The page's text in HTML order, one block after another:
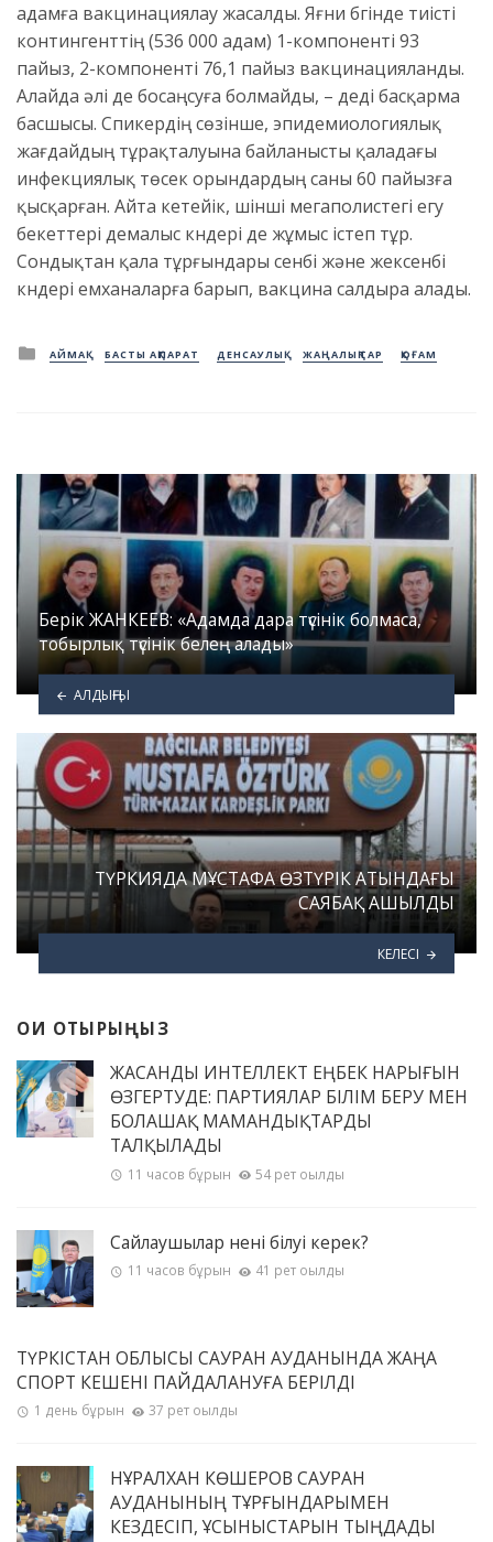
адамға вакцинациялау жасалды. Яғни бүгінде тиісті
контингенттің (536 000 адам) 1-компоненті 93
пайыз, 2-компоненті 76,1 пайыз вакцинацияланды.
Алайда әлі де босаңсуға болмайды, – деді басқарма
басшысы. Спикердің сөзінше, эпидемиологиялық
жағдайдың тұрақталуына байланысты қаладағы
инфекциялық төсек орындардың саны 60 пайызға
қысқарған. Айта кетейік, үшінші мегаполистегі егу
бекеттері демалыс күндері де жұмыс істеп тұр.
Сондықтан қала тұрғындары сенбі және жексенбі
күндері емханаларға барып, вакцина салдыра алады.
Posted
in
АЙМАҚ БАСТЫ АҚПАРАТ ДЕНСАУЛЫҚ ЖАҢАЛЫҚТАР ҚОҒАМ
Берік ЖАНКЕЕВ: «Адамда дара түсінік болмаса,
тобырлық түсінік белең алады»
АЛДЫҢҒЫ
ТҮРКИЯДА МҰСТАФА ӨЗТҮРІК АТЫНДАҒЫ
САЯБАҚ АШЫЛДЫ
КЕЛЕСІ
ОҚИ ОТЫРЫҢЫЗ
ЖАСАНДЫ ИНТЕЛЛЕКТ ЕҢБЕК НАРЫҒЫН
ӨЗГЕРТУДЕ: ПАРТИЯЛАР БІЛІМ БЕРУ МЕН
БОЛАШАҚ МАМАНДЫҚТАРДЫ
ТАЛҚЫЛАДЫ
11 часов бұрын 54 рет оқылды
Сайлаушылар нені білуі керек?
11 часов бұрын 41 рет оқылды
ТҮРКІСТАН ОБЛЫСЫ САУРАН АУДАНЫНДА ЖАҢА
СПОРТ КЕШЕНІ ПАЙДАЛАНУҒА БЕРІЛДІ
1 день бұрын 37 рет оқылды
НҰРАЛХАН КӨШЕРОВ САУРАН
АУДАНЫНЫҢ ТҰРҒЫНДАРЫМЕН
КЕЗДЕСІП, ҰСЫНЫСТАРЫН ТЫҢДАДЫ